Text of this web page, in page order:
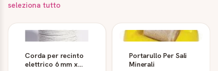
seleziona tutto
Corda per recinto
elettrico 6 mm x
Portarullo Per Sali
Minerali